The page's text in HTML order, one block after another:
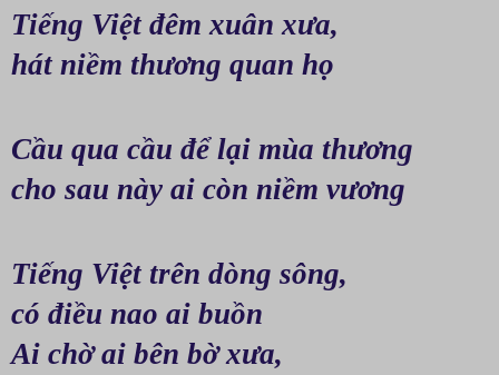
Tiếng Việt đêm xuân xưa,
hát niềm thương quan họ
Cầu qua cầu để lại mùa thương
cho sau này ai còn niềm vương
Tiếng Việt trên dòng sông,
có điều nao ai buồn
Ai chờ ai bên bờ xưa,